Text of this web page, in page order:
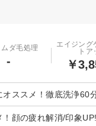
ダ毛処理
-
エイジング
トア
￥
オススメ！徹底洗浄60
！顔の疲れ解消/印象